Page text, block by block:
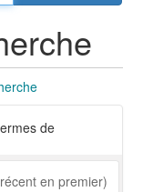
de
en premier)